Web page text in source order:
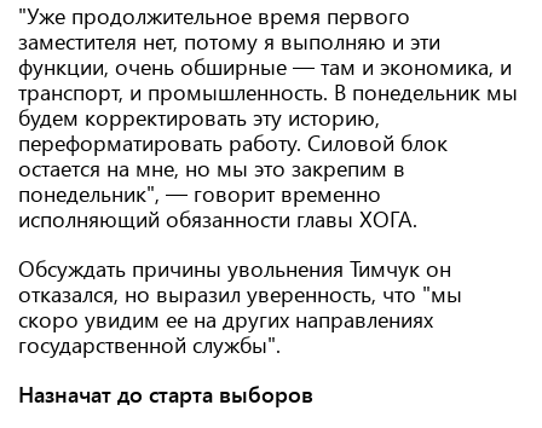
"Уже продолжительное время первого
заместителя нет, потому я выполняю и эти
функции, очень обширные — там и экономика, и
транспорт, и промышленность. В понедельник мы
будем корректировать эту историю,
переформатировать работу. Силовой блок
остается на мне, но мы это закрепим в
понедельник", — говорит временно
исполняющий обязанности главы ХОГА.
Обсуждать причины увольнения Тимчук он
отказался, но выразил уверенность, что "мы
скоро увидим ее на других направлениях
государственной службы".
Назначат до старта выборов